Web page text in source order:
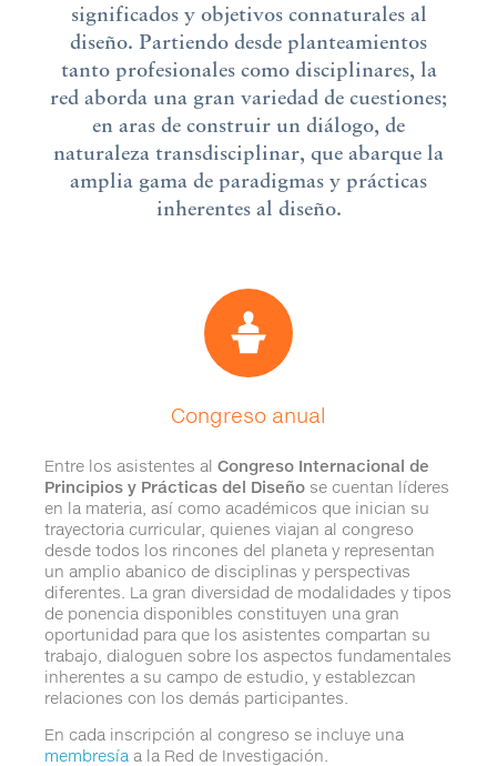
significados y objetivos connaturales al
diseño. Partiendo desde planteamientos
tanto profesionales como disciplinares, la
red aborda una gran variedad de cuestiones;
en aras de construir un diálogo, de
naturaleza transdisciplinar, que abarque la
amplia gama de paradigmas y prácticas
inherentes al diseño.
Congreso anual
Entre los asistentes al Congreso Internacional de
Principios y Prácticas del Diseño se cuentan líderes
en la materia, así como académicos que inician su
trayectoria curricular, quienes viajan al congreso
desde todos los rincones del planeta y representan
un amplio abanico de disciplinas y perspectivas
diferentes. La gran diversidad de modalidades y tipos
de ponencia disponibles constituyen una gran
oportunidad para que los asistentes compartan su
trabajo, dialoguen sobre los aspectos fundamentales
inherentes a su campo de estudio, y establezcan
relaciones con los demás participantes.
En cada inscripción al congreso se incluye una
membresía a la Red de Investigación.